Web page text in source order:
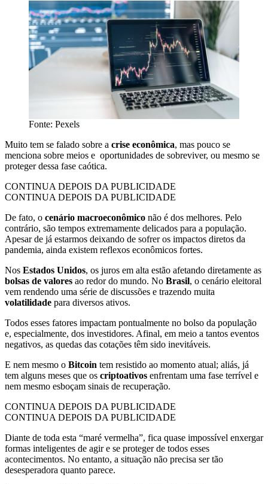
Fonte: Pexels
Muito tem se falado sobre a crise econômica, mas pouco se
menciona sobre meios e oportunidades de sobreviver, ou mesmo se
proteger dessa fase caótica.
CONTINUA DEPOIS DA PUBLICIDADE
CONTINUA DEPOIS DA PUBLICIDADE
De fato, o cenário macroeconômico não é dos melhores. Pelo
contrário, são tempos extremamente delicados para a população.
Apesar de já estarmos deixando de sofrer os impactos diretos da
pandemia, ainda existem reflexos econômicos fortes.
Nos Estados Unidos, os juros em alta estão afetando diretamente as
bolsas de valores ao redor do mundo. No Brasil, o cenário eleitoral
vem rendendo uma série de discussões e trazendo muita
volatilidade para diversos ativos.
Todos esses fatores impactam pontualmente no bolso da população
e, especialmente, dos investidores. Afinal, em meio a tantos eventos
negativos, as quedas das cotações têm sido inevitáveis.
E nem mesmo o Bitcoin tem resistido ao momento atual; aliás, já
tem alguns meses que os criptoativos enfrentam uma fase terrível e
nem mesmo esboçam sinais de recuperação.
CONTINUA DEPOIS DA PUBLICIDADE
CONTINUA DEPOIS DA PUBLICIDADE
Diante de toda esta “maré vermelha”, fica quase impossível enxergar
formas inteligentes de agir e se proteger de todos esses
acontecimentos. No entanto, a situação não precisa ser tão
desesperadora quanto parece.